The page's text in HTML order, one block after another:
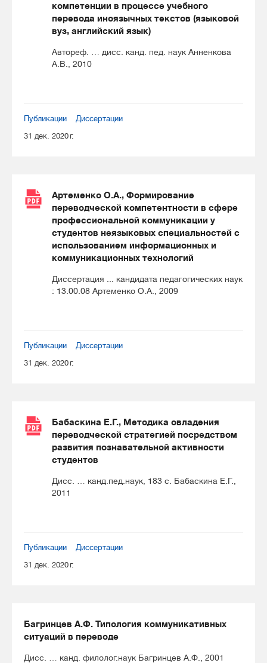
компетенции в процессе учебного
перевода иноязычных текстов (языковой
вуз, английский язык)
Автореф. … дисс. канд. пед. наук Анненкова
А.В., 2010
Публикации
Диссертации
31 дек. 2020 г.
Артеменко О.А., Формирование
переводческой компетентности в сфере
профессиональной коммуникации у
студентов неязыковых специальностей с
использованием информационных и
коммуникационных технологий
Диссертация ... кандидата педагогических наук
: 13.00.08 Артеменко О.А., 2009
Публикации
Диссертации
31 дек. 2020 г.
Бабаскина Е.Г., Методика овладения
переводческой стратегией посредством
развития познавательной активности
студентов
Дисс. … канд.пед.наук, 183 с. Бабаскина Е.Г.,
2011
Публикации
Диссертации
31 дек. 2020 г.
Багринцев А.Ф. Типология коммуникативных
ситуаций в переводе
Дисс. … канд. филолог.наук Багринцев А.Ф., 2001